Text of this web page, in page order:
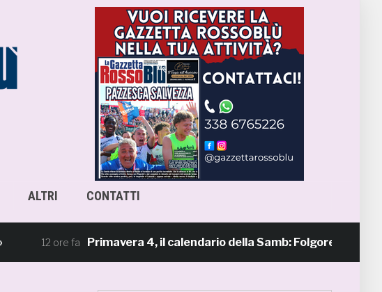
ALTRI CONTATTI
12 ore fa Primavera 4, il calendario della Samb: Folgore Caratese